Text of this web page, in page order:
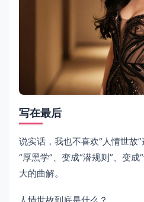
写在最后
说实话，我也不喜欢“人情世故
“厚黑学”、变成“潜规则”、变
大的曲解。